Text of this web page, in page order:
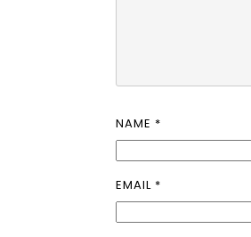
NAME *
EMAIL *